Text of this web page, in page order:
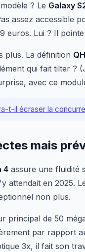
? Le Galaxy
assez accessible
euros. Lui ? Il
plus. La définition
qui fait tilter ?
avec ce
t-il écraser la
mais
4 assure une fluidité
attendait en 2025.
non plus.
principal de 50
par rapport
3x, il fait son